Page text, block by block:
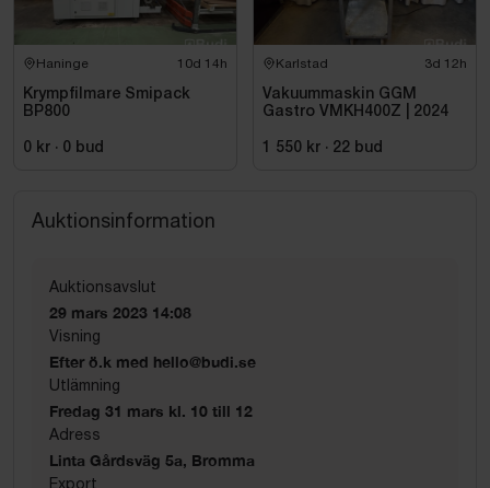
Haninge 10d 14h
Krympfilmare Smipack
BP800
0 kr · 0 bud
Karlstad 3d 12h
Vakuummaskin GGM
Gastro VMKH400Z | 2024
1 550 kr · 22 bud
Auktionsinformation
Auktionsavslut
29 mars 2023 14:08
Visning
Efter ö.k med hello@budi.se
Utlämning
Fredag 31 mars kl. 10 till 12
Adress
Linta Gårdsväg 5a, Bromma
Export